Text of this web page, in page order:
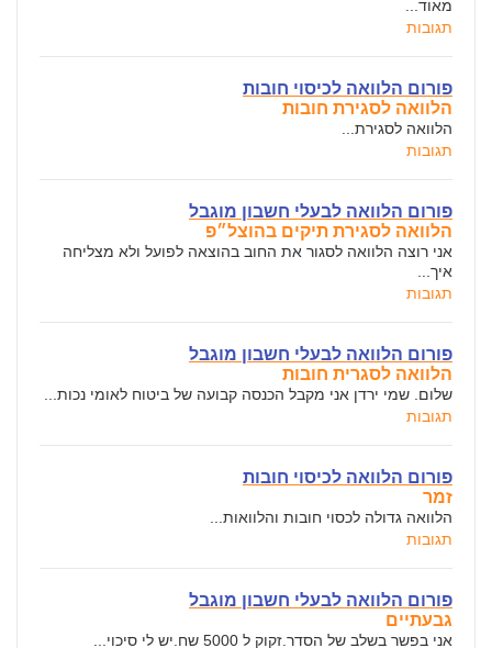
מאוד...
תגובות
פורום הלוואה לכיסוי חובות
הלוואה לסגירת חובות
הלוואה לסגירת...
תגובות
פורום הלוואה לבעלי חשבון מוגבל
הלוואה לסגירת תיקים בהוצל״פ
אני רוצה הלוואה לסגור את החוב בהוצאה לפועל ולא מצליחה
איך...
תגובות
פורום הלוואה לבעלי חשבון מוגבל
הלוואה לסגרית חובות
שלום. שמי ירדן אני מקבל הכנסה קבועה של ביטוח לאומי נכות...
תגובות
פורום הלוואה לכיסוי חובות
זמר
הלוואה גדולה לכסוי חובות והלוואות...
תגובות
פורום הלוואה לבעלי חשבון מוגבל
גבעתיים
אני בפשר בשלב של הסדר.זקוק ל 5000 שח.יש לי סיכוי...